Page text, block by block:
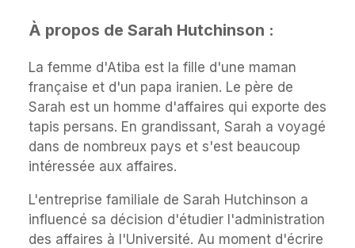
À propos de Sarah Hutchinson :
La femme d'Atiba est la fille d'une maman
française et d'un papa iranien. Le père de
Sarah est un homme d'affaires qui exporte des
tapis persans. En grandissant, Sarah a voyagé
dans de nombreux pays et s'est beaucoup
intéressée aux affaires.
L'entreprise familiale de Sarah Hutchinson a
influencé sa décision d'étudier l'administration
des affaires à l'Université. Au moment d'écrire